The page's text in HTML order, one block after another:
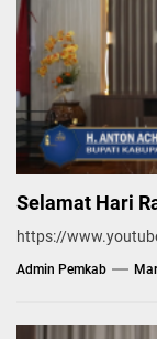
Selamat Hari
https://
Admin Pemkab